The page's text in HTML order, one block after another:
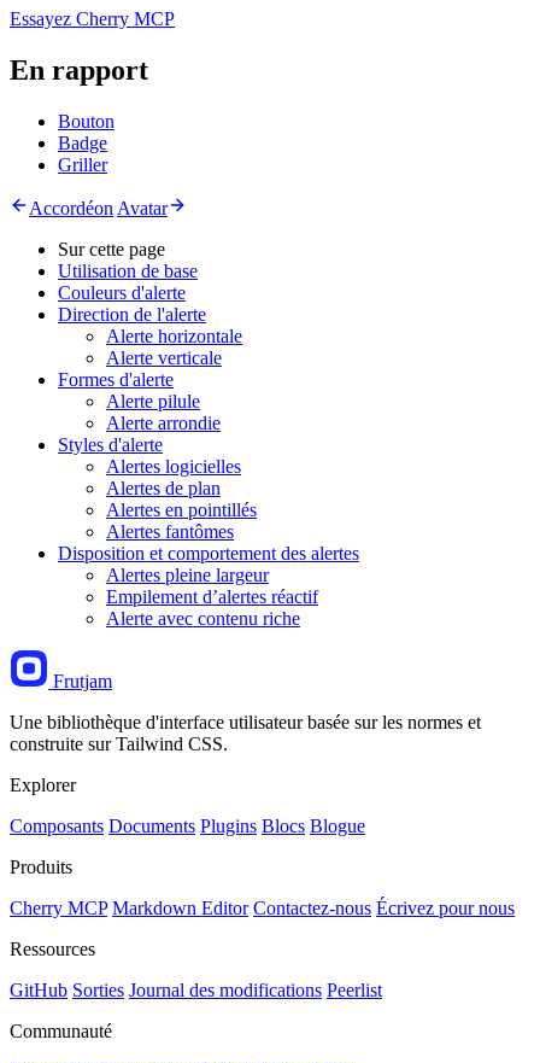
Essayez Cherry MCP
En rapport
Bouton
Badge
Griller
Accordéon Avatar
Sur cette page
Utilisation de base
Couleurs d'alerte
Direction de l'alerte
Alerte horizontale
Alerte verticale
Formes d'alerte
Alerte pilule
Alerte arrondie
Styles d'alerte
Alertes logicielles
Alertes de plan
Alertes en pointillés
Alertes fantômes
Disposition et comportement des alertes
Alertes pleine largeur
Empilement d’alertes réactif
Alerte avec contenu riche
Frutjam
Une bibliothèque d'interface utilisateur basée sur les normes et
construite sur Tailwind CSS.
Explorer
Composants Documents Plugins Blocs Blogue
Produits
Cherry MCP Markdown Editor Contactez-nous Écrivez pour nous
Ressources
GitHub Sorties Journal des modifications Peerlist
Communauté